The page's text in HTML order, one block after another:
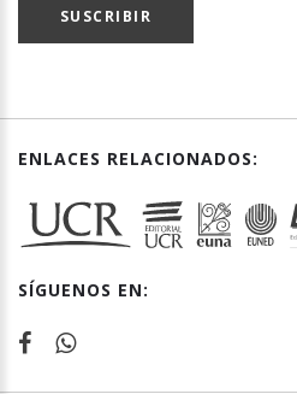
SUSCRIBIR
ENLACES RELACIONADOS:
SÍGUENOS EN: